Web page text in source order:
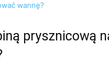
wannę?
prysznicową